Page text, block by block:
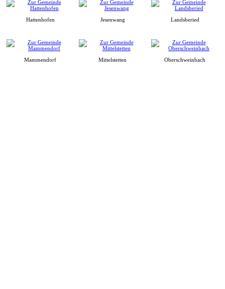
Hattenhofen Jesenwang Landsberied
Mammendorf Mittelstetten Oberschweinbach